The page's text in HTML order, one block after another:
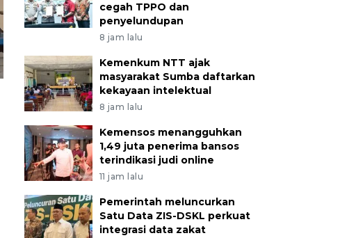
cegah TPPO dan
penyelundupan
8 jam lalu
Kemenkum NTT ajak
masyarakat Sumba daftarkan
kekayaan intelektual
8 jam lalu
Kemensos menangguhkan
1,49 juta penerima bansos
terindikasi judi online
11 jam lalu
Pemerintah meluncurkan
Satu Data ZIS-DSKL perkuat
integrasi data zakat